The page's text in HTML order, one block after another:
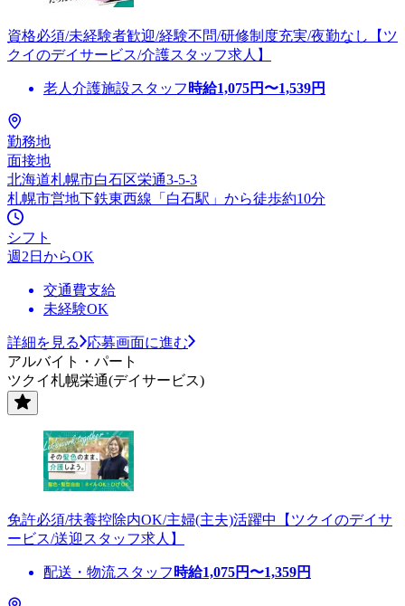
資格必須/未経験者歓迎/経験不問/研修制度充実/夜勤なし【ツ
クイのデイサービス/介護スタッフ求人】
老人介護施設スタッフ 時給1,075円〜1,539円
勤務地
面接地
北海道札幌市白石区栄通3-5-3
札幌市営地下鉄東西線「白石駅」から徒歩約10分
シフト
週2日からOK
交通費支給
未経験OK
詳細を見る
応募画面に進む
アルバイト・パート
ツクイ札幌栄通(デイサービス)
免許必須/扶養控除内OK/主婦(主夫)活躍中【ツクイのデイサ
ービス/送迎スタッフ求人】
配送・物流スタッフ 時給1,075円〜1,359円